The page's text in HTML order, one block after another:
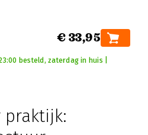
€ 33,95
besteld, zaterdag in huis |
praktijk: